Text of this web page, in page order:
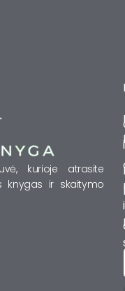
kurioje atrasite
knygas ir skaitymo